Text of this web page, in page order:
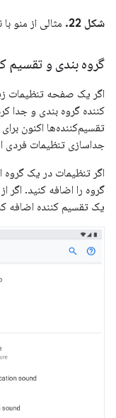
شکل 22. مثالی از منو با
گروه بندی و تقسیم
اگر یک صفحه تنظیمات
کننده گروه بندی و جدا
تقسیم‌کننده‌ها اکنون
جداسازی تنظیمات فردی
اگر تنظیمات در یک گروه
گروه را اضافه کنید. اگر
یک تقسیم کننده اضافه